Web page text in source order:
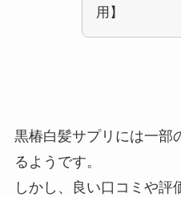
用】
黒椿白髪サプリには一部
るようです。
しかし、良い口コミや評